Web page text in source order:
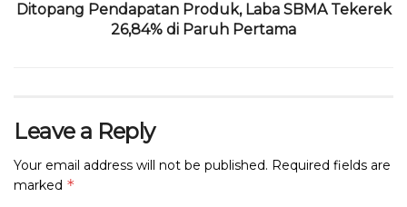
Ditopang Pendapatan Produk, Laba SBMA Tekerek
26,84% di Paruh Pertama
Leave a Reply
Your email address will not be published. Required fields are
marked *